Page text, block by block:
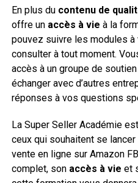
En plus du contenu de
offre un accès à vie à la
pouvez suivre les modules
consulter à tout moment.
accès à un groupe de
échanger avec d’autres
réponses à vos questions
La Super Seller Académie
ceux qui souhaitent se
vente en ligne sur Amazon
complet, son accès à vie et